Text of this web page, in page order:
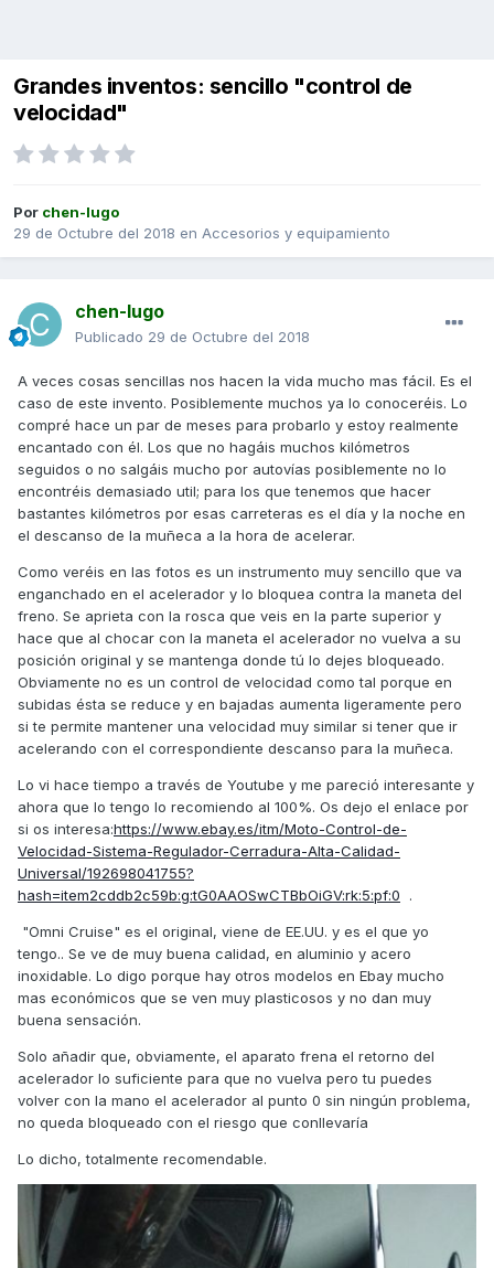
Grandes inventos: sencillo "control de
velocidad"
Por chen-lugo
29 de Octubre del 2018 en Accesorios y equipamiento
chen-lugo
Publicado 29 de Octubre del 2018
A veces cosas sencillas nos hacen la vida mucho mas fácil. Es el
caso de este invento. Posiblemente muchos ya lo conoceréis. Lo
compré hace un par de meses para probarlo y estoy realmente
encantado con él. Los que no hagáis muchos kilómetros
seguidos o no salgáis mucho por autovías posiblemente no lo
encontréis demasiado util; para los que tenemos que hacer
bastantes kilómetros por esas carreteras es el día y la noche en
el descanso de la muñeca a la hora de acelerar.
Como veréis en las fotos es un instrumento muy sencillo que va
enganchado en el acelerador y lo bloquea contra la maneta del
freno. Se aprieta con la rosca que veis en la parte superior y
hace que al chocar con la maneta el acelerador no vuelva a su
posición original y se mantenga donde tú lo dejes bloqueado.
Obviamente no es un control de velocidad como tal porque en
subidas ésta se reduce y en bajadas aumenta ligeramente pero
si te permite mantener una velocidad muy similar si tener que ir
acelerando con el correspondiente descanso para la muñeca.
Lo vi hace tiempo a través de Youtube y me pareció interesante y
ahora que lo tengo lo recomiendo al 100%. Os dejo el enlace por
si os interesa:https://www.ebay.es/itm/Moto-Control-de-
Velocidad-Sistema-Regulador-Cerradura-Alta-Calidad-
Universal/192698041755?
hash=item2cddb2c59b:g:tG0AAOSwCTBbOiGV:rk:5:pf:0 .
"Omni Cruise" es el original, viene de EE.UU. y es el que yo
tengo.. Se ve de muy buena calidad, en aluminio y acero
inoxidable. Lo digo porque hay otros modelos en Ebay mucho
mas económicos que se ven muy plasticosos y no dan muy
buena sensación.
Solo añadir que, obviamente, el aparato frena el retorno del
acelerador lo suficiente para que no vuelva pero tu puedes
volver con la mano el acelerador al punto 0 sin ningún problema,
no queda bloqueado con el riesgo que conllevaría
Lo dicho, totalmente recomendable.